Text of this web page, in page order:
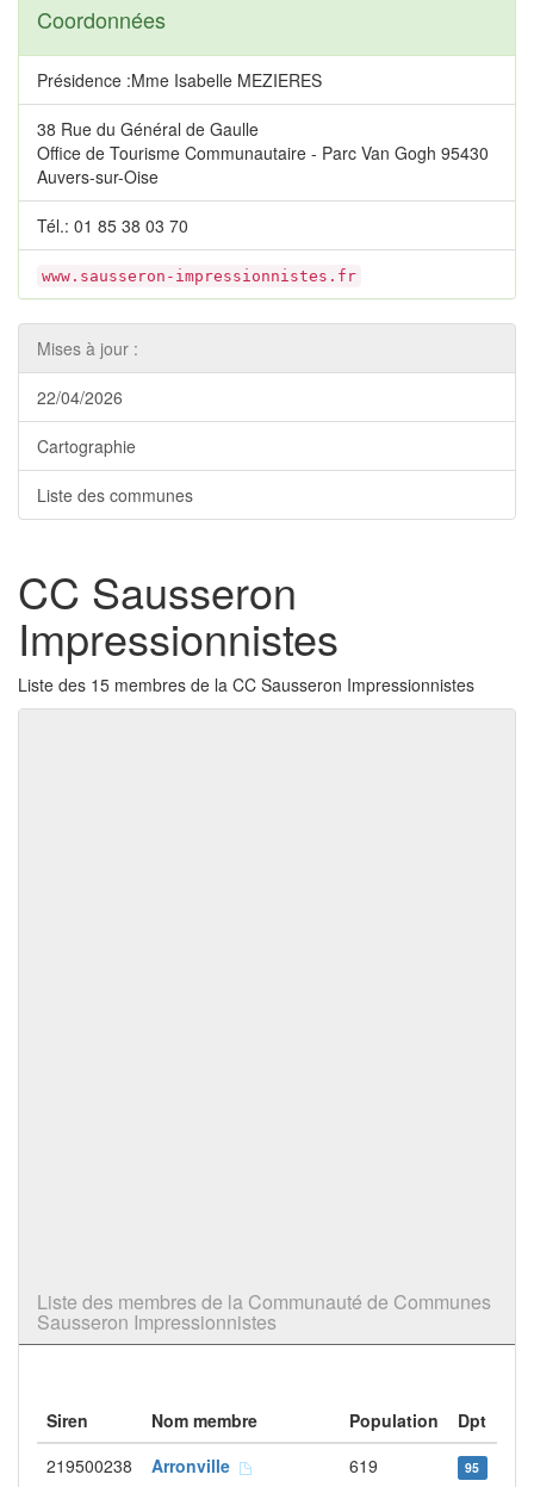
Coordonnées
Présidence :Mme Isabelle MEZIERES
38 Rue du Général de Gaulle
Office de Tourisme Communautaire - Parc Van Gogh 95430
Auvers-sur-Oise
Tél.: 01 85 38 03 70
www.sausseron-impressionnistes.fr
Mises à jour :
22/04/2026
Cartographie
Liste des communes
CC Sausseron
Impressionnistes
Liste des 15 membres de la CC Sausseron Impressionnistes
Liste des membres de la Communauté de Communes
Sausseron Impressionnistes
Siren Nom membre Population
Dpt
219500238
Arronville 619 95